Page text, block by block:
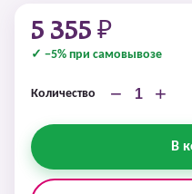
5 355 ₽
✓ −5% при самовывозе
Количество − +
В